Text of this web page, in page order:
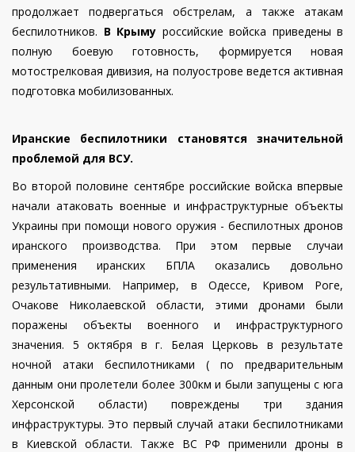
продолжает подвергаться обстрелам, а также атакам
беспилотников. В Крыму российские войска приведены в
полную боевую готовность, формируется новая
мотострелковая дивизия, на полуострове ведется активная
подготовка мобилизованных.
Иранские беспилотники становятся значительной
проблемой для ВСУ.
Во второй половине сентябре российские войска впервые
начали атаковать военные и инфраструктурные объекты
Украины при помощи нового оружия - беспилотных дронов
иранского производства. При этом первые случаи
применения иранских БПЛА оказались довольно
результативными. Например, в Одессе, Кривом Роге,
Очакове Николаевской области, этими дронами были
поражены объекты военного и инфраструктурного
значения. 5 октября в г. Белая Церковь в результате
ночной атаки беспилотниками ( по предварительным
данным они пролетели более 300км и были запущены с юга
Херсонской области) повреждены три здания
инфраструктуры. Это первый случай атаки беспилотниками
в Киевской области. Также ВС РФ применили дроны в